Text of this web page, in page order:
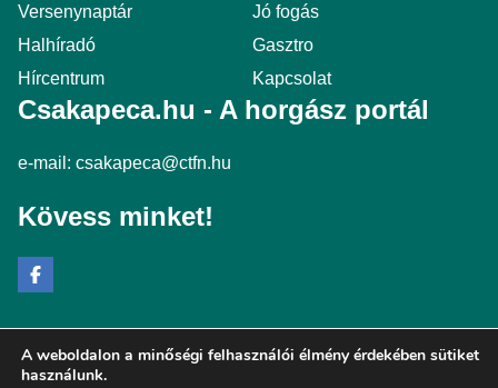
Versenynaptár
Jó fogás
Halhíradó
Gasztro
Hírcentrum
Kapcsolat
Csakapeca.hu - A horgász portál
e-mail: csakapeca@ctfn.hu
Kövess minket!
Copyright © 2024 csakapeca.hu. Minden jog fenntartva.
A weboldalon a minőségi felhasználói élmény érdekében sütiket
használunk.